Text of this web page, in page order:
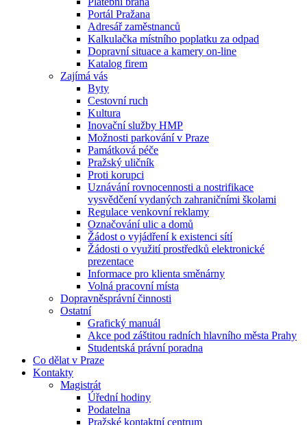
Portál Pražana
Adresář zaměstnanců
Kalkulačka místního poplatku za odpad
Dopravní situace a kamery on-line
Katalog firem
Zajímá vás
Byty
Cestovní ruch
Kultura
Inovační služby HMP
Možnosti parkování v Praze
Památková péče
Pražský uličník
Proti korupci
Uznávání rovnocennosti a nostrifikace
vysvědčení vydaných zahraničními školami
Regulace venkovní reklamy
Označování ulic a domů
Žádost o vyjádření k existenci sítí
Žádosti o využití prostředků elektronické
prezentace
Informace pro klienta směnárny
Volná pracovní místa
Dopravněsprávní činnosti
Ostatní
Grafický manuál
Akce pod záštitou radních hlavního města Prahy
Studentská právní poradna
Co dělat v Praze
Kontakty
Magistrát
Úřední hodiny
Podatelna
Pražské kontaktní centrum